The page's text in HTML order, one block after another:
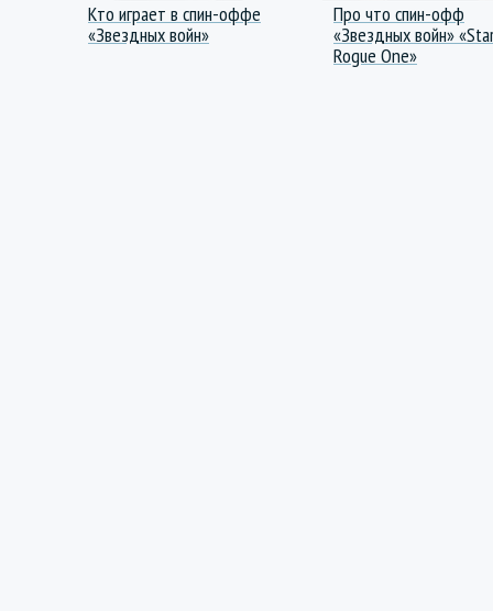
Кто играет в спин-оффе
«Звездных войн»
Про что спин-офф
«Звездных войн»
Rogue One»